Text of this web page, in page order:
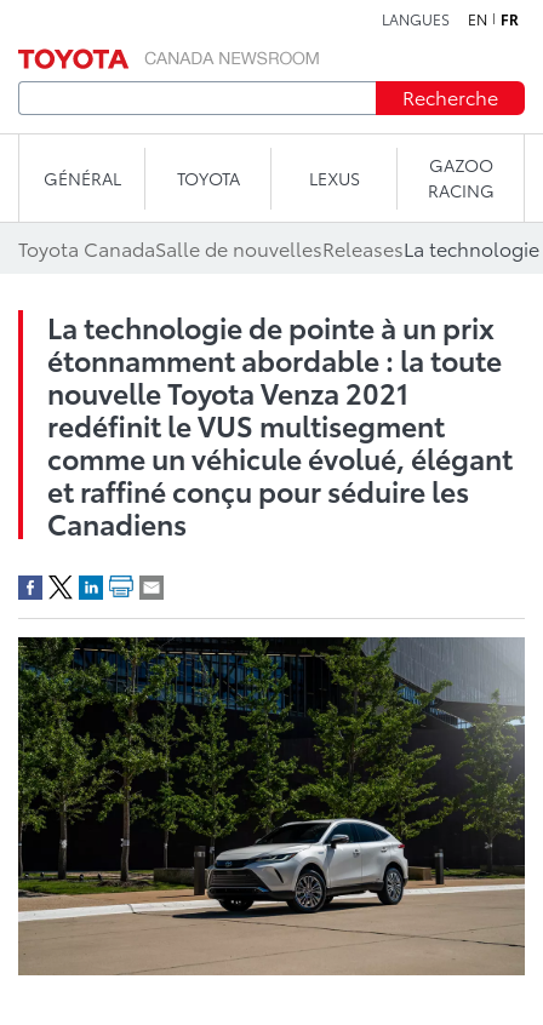
LANGUES EN FR
Recherche
GÉNÉRAL TOYOTA LEXUS
GAZOO
RACING
Toyota CanadaSalle de nouvellesReleases
La technologie de pointe à un prix
étonnamment abordable : la toute
nouvelle Toyota Venza 2021
redéfinit le VUS multisegment
comme un véhicule évolué, élégant
et raffiné conçu pour séduire les
Canadiens